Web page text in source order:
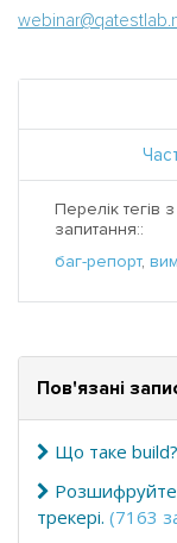
Перелік тегів
запитання::
баг-репорт,
Пов'язані
Що таке
Розшифруйте
трекері. (7163